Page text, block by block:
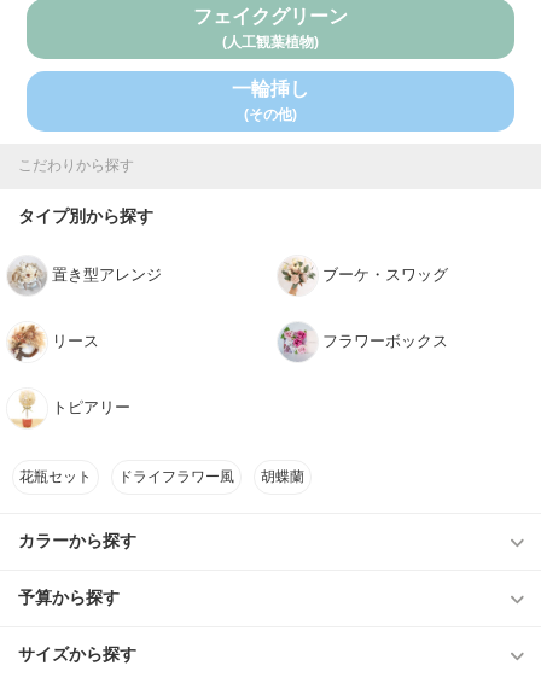
フェイクグリーン
(人工観葉植物)
一輪挿し
(その他)
こだわりから探す
タイプ別から探す
置き型アレンジ ブーケ・スワッグ
リース フラワーボックス
トピアリー
花瓶セット ドライフラワー風 胡蝶蘭
カラーから探す
予算から探す
サイズから探す